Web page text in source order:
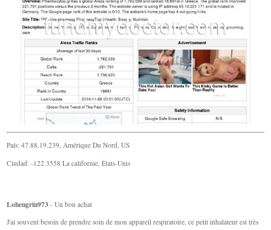
País: 47.88.19.239, Amérique Du Nord, US
Ciudad: -122.3558 La californie, États-Unis
Lohengrin973 - Un bon achat
J'ai souvent besoin de prendre soin de mon appareil respiratoire, ce petit inhalateur est très